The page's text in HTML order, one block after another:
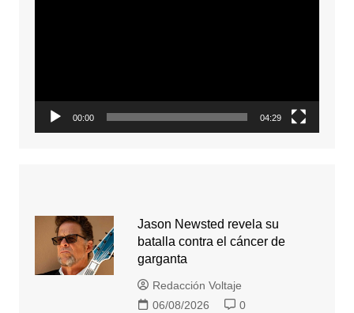
00:00 04:29
Jason Newsted revela su
batalla contra el cáncer de
garganta
Redacción Voltaje
06/08/2026
0